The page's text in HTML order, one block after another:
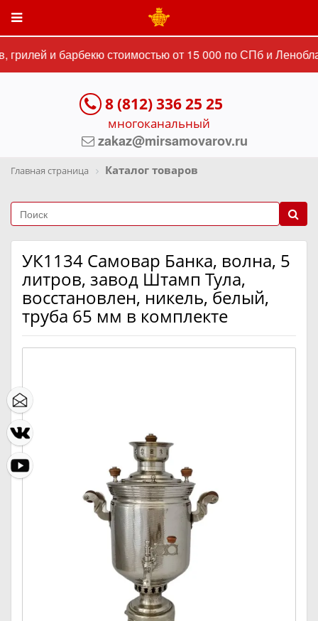
и барбекю стоимостью от 15 000 по СПб и
8 (812) 336 25 25
многоканальный
zakaz@mirsamovarov.ru
Главная страница Каталог товаров
УК1134 Самовар Банка, волна, 5
литров, завод Штамп Тула,
восстановлен, никель, белый,
труба 65 мм в комплекте